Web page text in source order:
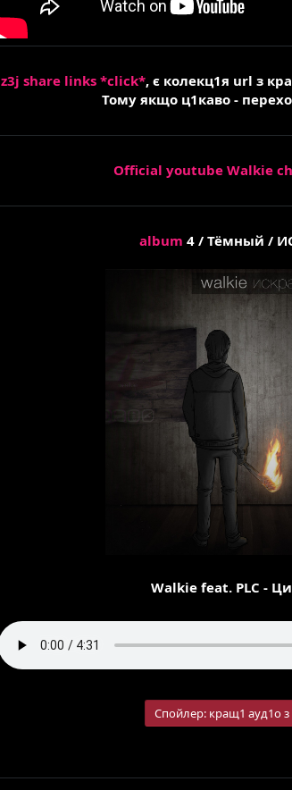
z3j share links *click*, є колекц1я url з
Тому якщо ц1каво -
Official youtube Walkie
album 4 / Тёмный /
Walkie feat. PLC -
Спойлер: кращ1 ауд1о